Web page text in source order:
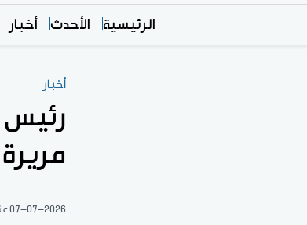
الرئيسية الأحدث أخبار
أخبار
رئيس
07-07-2026عند